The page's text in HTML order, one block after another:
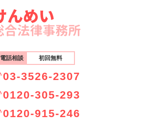
電話相談 初回無料
03-3526-2307
0120-305-293
0120-915-246